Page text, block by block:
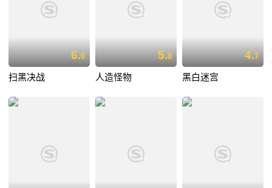
6.0
扫黑决战
5.8
人造怪物
4.7
黑白迷宫